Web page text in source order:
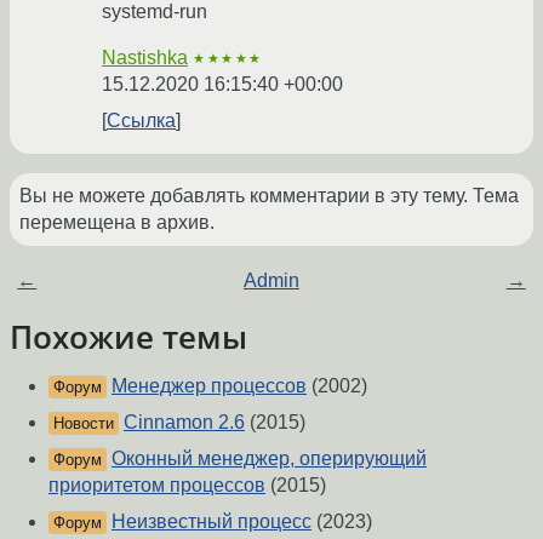
systemd-run
Nastishka ★★★★★
15.12.2020 16:15:40 +00:00
Ссылка
Вы не можете добавлять комментарии в эту тему. Тема
перемещена в архив.
← Admin →
Похожие темы
Форум Менеджер процессов (2002)
Новости Cinnamon 2.6 (2015)
Форум Оконный менеджер, оперирующий
приоритетом процессов (2015)
Форум Неизвестный процесс (2023)